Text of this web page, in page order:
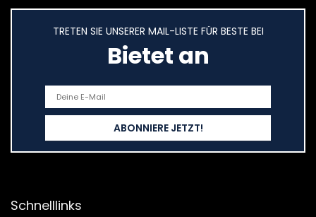
TRETEN SIE UNSERER MAIL-LISTE FÜR BESTE BEI
Bietet an
Schnelllinks